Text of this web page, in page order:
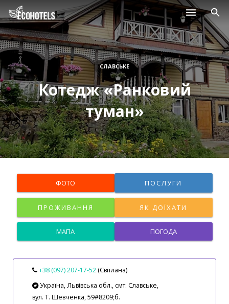
Населені пункти
Курорти
Дитячі табори
Магазини
Нерухомість
Котедж «Ранковий
туман»
СЛАВСЬКЕ
ФОТО ПОСЛУГИ
ПРОЖИВАННЯ ЯК ДОЇХАТИ
МАПА ПОГОДА
+38 (097) 207‑17‑52 (Світлана)
Україна, Львівська обл., смт. Славське,
вул. Т. Шевченка, 59#8209;б.